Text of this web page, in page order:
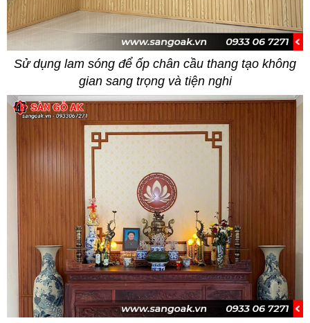
Sử dụng lam sóng để ốp chân cầu thang tạo không
gian sang trọng và tiện nghi